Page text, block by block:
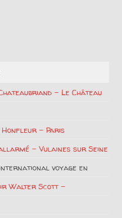
– Le Château
– Paris
– Vulaines sur Seine
voyage en
Walter Scott –